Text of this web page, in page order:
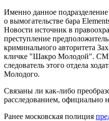
Именно данное подразделение
о вымогательстве бара
Новости источник в
преступление
криминального авторитета
кличке "Шакро Молодой".
следователь этого отдела
Молодого.
Связаны ли как-либо
расследованием, официально
Ранее московская полиция